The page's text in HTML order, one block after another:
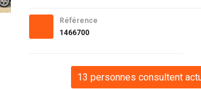
Référence
1466700
13 personnes consultent